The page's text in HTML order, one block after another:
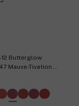
Butterglow
Mauve-Tivation